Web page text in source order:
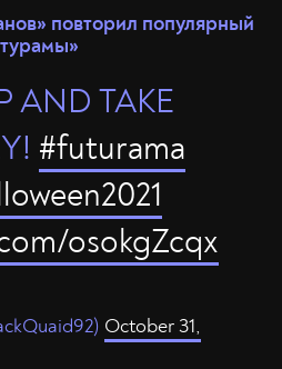
повторил популярный
AND TAKE
#futurama
osokgZcqx
October 31,